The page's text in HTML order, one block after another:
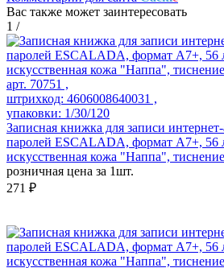
Вас также может заинтересовать
1 /
арт. 70751 ,
штрихкод: 4606008640031 ,
упаковки: 1/30/120
Записная книжка для записи
паролей ESCALADA, формат А7+, 56
искусственная кожа "Наппа",
розничная цена за 1шт.
271 ₽